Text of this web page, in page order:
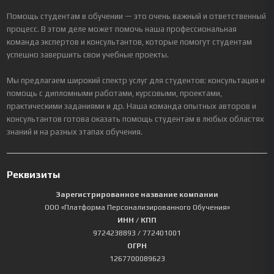
Помощь студентам в обучении — это очень важный и ответственный
процесс. В этом деле может помочь наша профессиональная
команда экспертов и консультантов, которые помогут студентам
успешно завершить свои учебные проекты.
Мы предлагаем широкий спектр услуг для студентов: консультация и
помощь с дипломными работами, курсовыми, проектами,
практическими заданиями и др. Наша команда опытных авторов и
консультантов готова оказать помощь студентам в любых областях
знаний и на разных этапах обучения.
Реквизиты
Зарегистрированное название компании
ООО «Платформа Персонализированного Обучения»
ИНН / КПП
9724238893 / 772401001
ОГРН
1267700089623